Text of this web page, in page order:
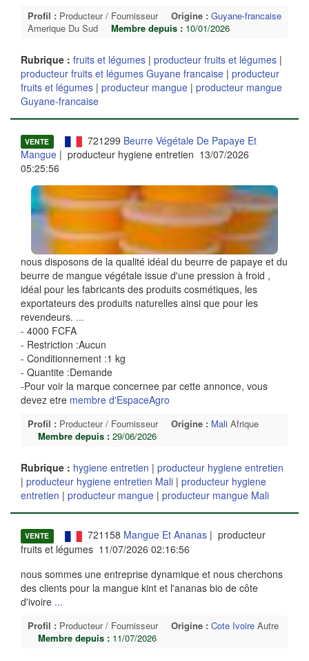
Profil : Producteur / Fournisseur Origine : Guyane-francaise
Amerique Du Sud
Membre depuis : 10/01/2026
Rubrique : fruits et légumes | producteur fruits et légumes |
producteur fruits et légumes Guyane francaise | producteur
fruits et légumes | producteur mangue | producteur mangue
Guyane-francaise
VENTE 721299 Beurre Végétale De Papaye Et
Mangue | producteur hygiene entretien 13/07/2026
05:25:56
nous disposons de la qualité idéal du beurre de papaye et du
beurre de mangue végétale issue d'une pression à froid ,
idéal pour les fabricants des produits cosmétiques, les
exportateurs des produits naturelles ainsi que pour les
revendeurs. ...
- 4000 FCFA
- Restriction :Aucun
- Conditionnement :1 kg
- Quantite :Demande
-Pour voir la marque concernee par cette annonce, vous
devez etre membre d'EspaceAgro
Profil : Producteur / Fournisseur Origine : Mali Afrique
Membre depuis : 29/06/2026
Rubrique : hygiene entretien | producteur hygiene entretien
| producteur hygiene entretien Mali | producteur hygiene
entretien | producteur mangue | producteur mangue Mali
VENTE 721158 Mangue Et Ananas| producteur
fruits et légumes 11/07/2026 02:16:56
nous sommes une entreprise dynamique et nous cherchons
des clients pour la mangue kint et l'ananas bio de côte
d'ivoire ...
Profil : Producteur / Fournisseur Origine : Cote Ivoire Autre
Membre depuis : 11/07/2026